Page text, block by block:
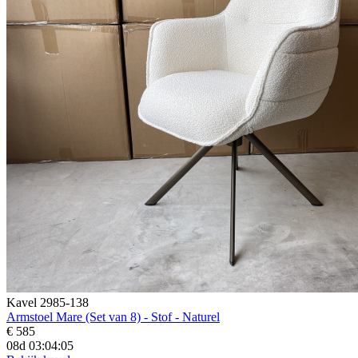
Kavel 2985-138
Armstoel Mare (Set van 8) - Stof - Naturel
€ 585
08d 03:04:03